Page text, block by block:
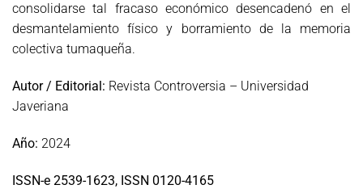
consolidarse tal fracaso económico desencadenó en el
desmantelamiento físico y borramiento de la memoria
colectiva tumaqueña.
Autor / Editorial: Revista Controversia – Universidad
Javeriana
Año: 2024
ISSN-e 2539-1623, ISSN 0120-4165